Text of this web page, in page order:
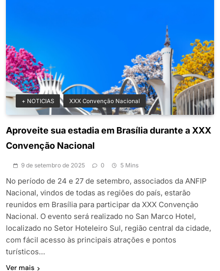
+ NOTICIAS XXX Convenção Nacional
Aproveite sua estadia em Brasília durante a XXX
Convenção Nacional
9 de setembro de 2025 0 5 Mins
No período de 24 e 27 de setembro, associados da ANFIP
Nacional, vindos de todas as regiões do país, estarão
reunidos em Brasília para participar da XXX Convenção
Nacional. O evento será realizado no San Marco Hotel,
localizado no Setor Hoteleiro Sul, região central da cidade,
com fácil acesso às principais atrações e pontos
turísticos…
Ver mais